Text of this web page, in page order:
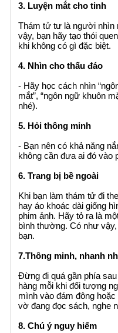
3. Luyện mắt cho tinh
Thám tử tư là người nhìn
vậy, bạn hãy tạo thói
khi không có gì đặc biệt.
4. Nhìn cho thấu đáo
- Hãy học cách nhìn
mắt”, “ngôn ngữ khuôn
nhé).
5. Hỏi thông minh
- Bạn nên có khả năng
không cần đưa ai đó vào
6. Trang bị bề ngoài
Khi bạn làm thám tử đi
hay áo khoác dài giống
phim ảnh. Hãy tỏ ra là
bình thường. Có như
bạn.
7.Thông minh, nhanh
Đừng đi quá gần phía
hàng mỗi khi đối tượng
mình vào đám đông
vờ đang đọc sách, nghe
8. Chú ý nguy hiểm